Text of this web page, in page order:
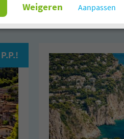
Aanpassen
Weigeren